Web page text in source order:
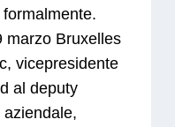
marzo Bruxelles
vicepresidente
al deputy